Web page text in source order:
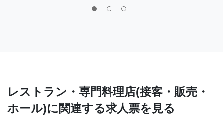
レストラン・専門料理店(接客・販売・
ホール)に関連する求人票を見る